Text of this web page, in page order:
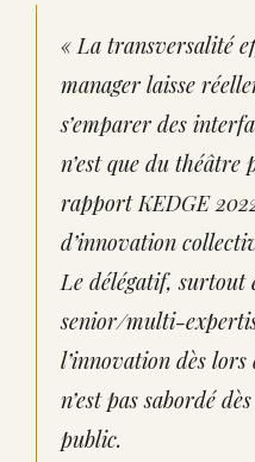
« La transversalité
manager laisse
s’emparer des
n’est que du
rapport KEDGE
d’innovation
Le délégatif, surtout
senior/multi-
l’innovation dès
n’est pas sabordé
public.